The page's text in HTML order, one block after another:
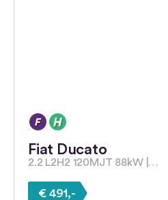
Fiat Ducato
2.2 L2H2 120MJT 88kW |…
€ 491,-